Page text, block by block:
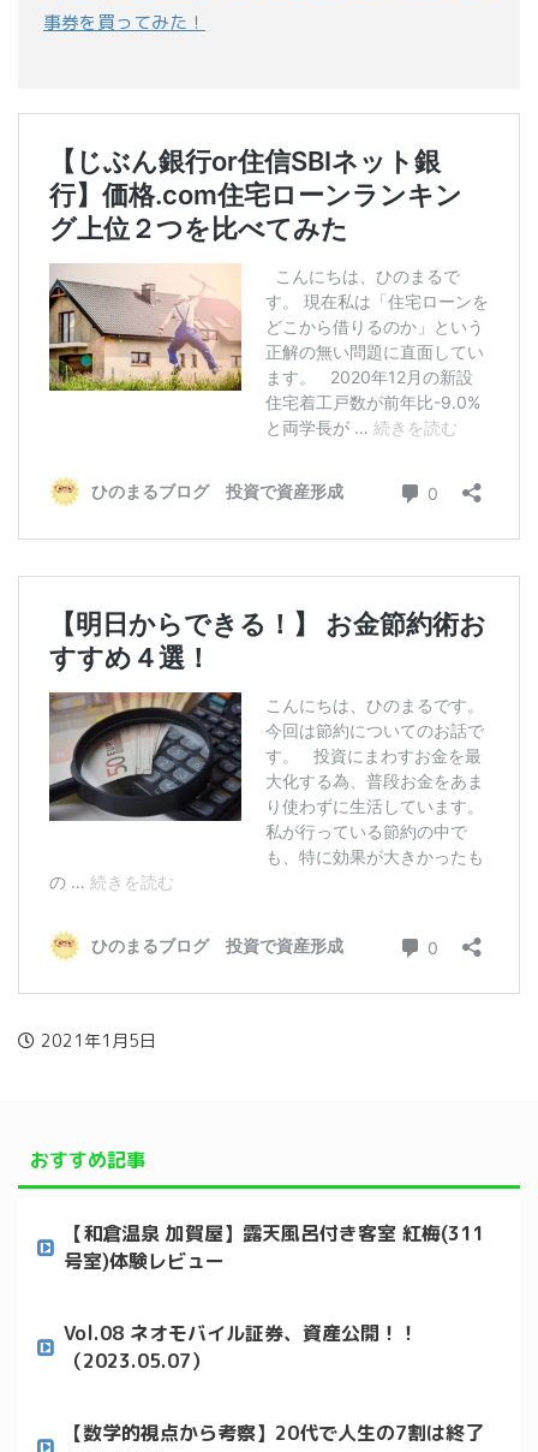
事券を買ってみた！
2021年1月5日
おすすめ記事
【和倉温泉 加賀屋】露天風呂付き客室 紅梅(311
号室)体験レビュー
Vol.08 ネオモバイル証券、資産公開！！
（2023.05.07）
【数学的視点から考察】20代で人生の7割は終了